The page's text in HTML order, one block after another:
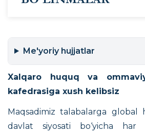
Me'yoriy hujjatlar
Xalqaro huquq va
kafedrasiga xush kelibsiz
Maqsadimiz talabalarga
davlat siyosati bo‘yicha har